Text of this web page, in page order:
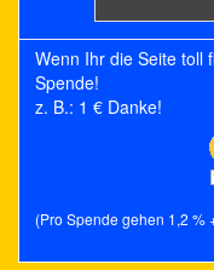
Wenn Ihr die Seite toll
Spende!
z. B.: 1 € Danke!
(Pro Spende gehen 1,2 %